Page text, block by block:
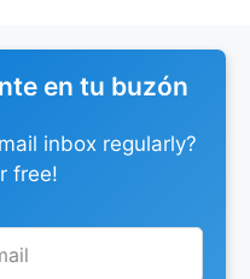
en tu buzón
inbox regularly?
free!